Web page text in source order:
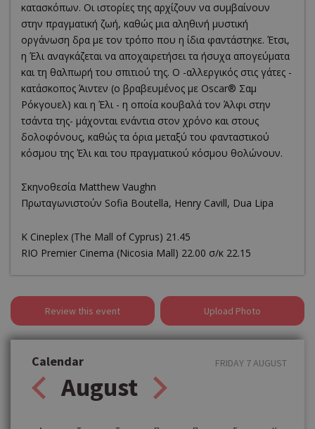
κατασκόπων. Οι ιστορίες της αρχίζουν να συμβαίνουν
στην πραγματική ζωή, καθώς μια αληθινή μυστική
οργάνωση δρα με τον τρόπο που η ίδια φαντάστηκε. Έτσι,
η Έλι αναγκάζεται να αποχαιρετήσει τα ήσυχα απογεύματα
και τη θαλπωρή του σπιτιού της. Ο -αλλεργικός στις γάτες -
κατάσκοπος Άιντεν (ο βραβευμένος με Oscar® Σαμ
Ρόκγουελ) και η Έλι - η οποία κουβαλά τον Άλφι στην
τσάντα της- μάχονται ενάντια στον χρόνο και στους
δολοφόνους, καθώς τα όρια μεταξύ του φανταστικού
κόσμου της Έλι και του πραγματικού κόσμου θολώνουν.
Σκηνοθεσία Matthew Vaughn
Πρωταγωνιστούν Sofia Boutella, Henry Cavill, Dua Lipa
K Cineplex (The Mall of Cyprus) 21.45
RΙΟ Premier Cinema (Νicosia Mall) 22.00 σ/κ 22.15
Review this event Upload Photo
Calendar
August
FRIDAY 7 AUGUST